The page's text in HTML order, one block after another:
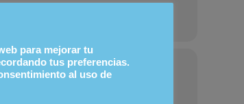
para mejorar tu
tus preferencias.
al uso de